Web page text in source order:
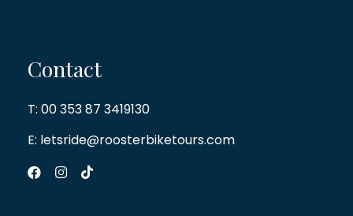
Contact
T: 00 353 87 3419130
E: letsride@roosterbiketours.com